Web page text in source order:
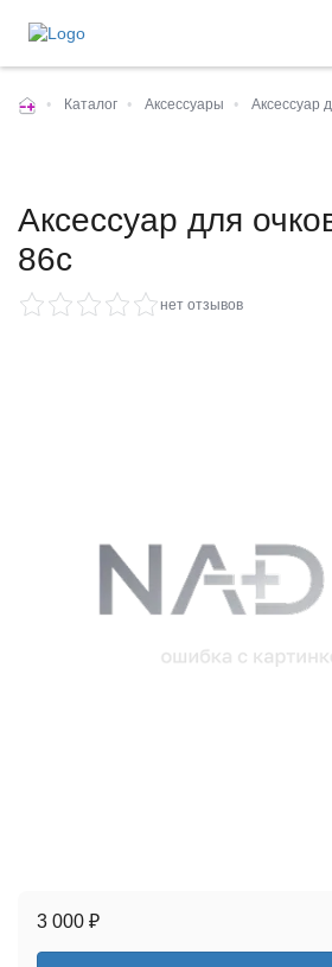
• Каталог • Аксессуары • Аксессуар
Аксессуар для
86с
нет отзывов
3 000 ₽